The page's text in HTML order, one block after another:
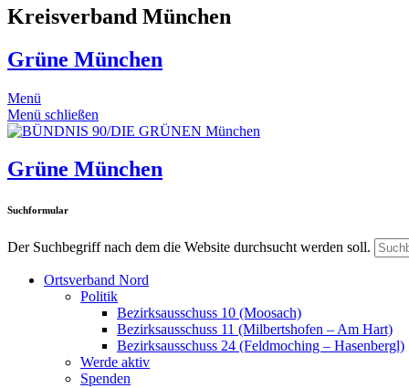
Kreisverband München
Grüne München
Menü
Menü schließen
Grüne München
Suchformular
Der Suchbegriff nach dem die Website durchsucht werden soll.
Ortsverband Nord
Politik
Bezirksausschuss 10 (Moosach)
Bezirksausschuss 11 (Milbertshofen – Am Hart)
Bezirksausschuss 24 (Feldmoching – Hasenbergl)
Werde aktiv
Spenden